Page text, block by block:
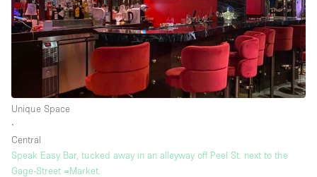
Unique Space
∙
Central
Speak Easy Bar, tucked away in an alleyway off Peel St. next to the
Gage-Street =Market.